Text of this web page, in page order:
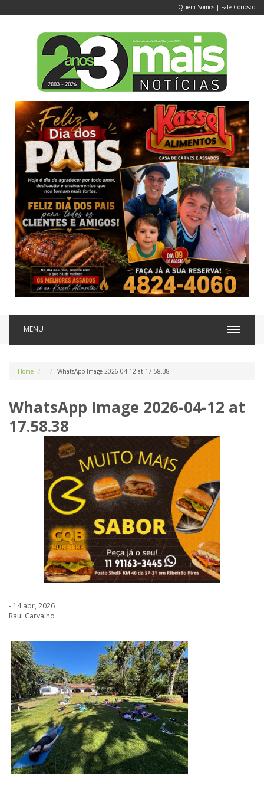
Quem Somos | Fale Conosco
MENU
Home WhatsApp Image 2026-04-12 at 17.58.38
WhatsApp Image 2026-04-12 at
17.58.38
- 14 abr, 2026
Raul Carvalho